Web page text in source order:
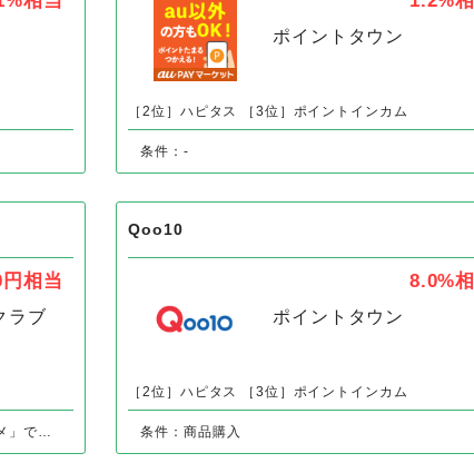
au PAY マーケット（au Wowma!）
ポイントタウン
ラブ
Qoo10
ポイントタウン